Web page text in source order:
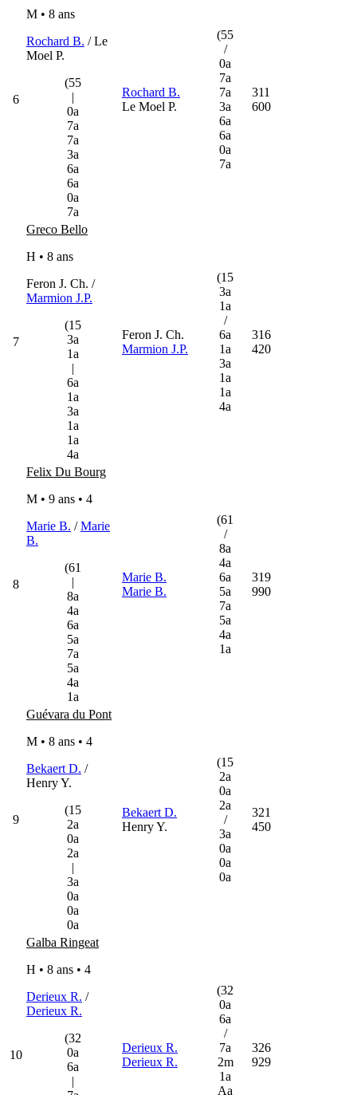
6
M • 8 ans
Rochard B. / Le
Moel P.
(55
|
0a
7a
7a
3a
6a
6a
0a
7a
Rochard B.
Le Moel P.
(55
/
0a
7a
7a
3a
6a
6a
0a
7a
311
600
7
Greco Bello
H • 8 ans
Feron J. Ch. /
Marmion J.P.
(15
3a
1a
|
6a
1a
3a
1a
1a
4a
Feron J. Ch.
Marmion J.P.
(15
3a
1a
/
6a
1a
3a
1a
1a
4a
316
420
8
Felix Du Bourg
M • 9 ans • 4
Marie B. /Marie
B.
(61
|
8a
4a
6a
5a
7a
5a
4a
1a
Marie B.
Marie B.
(61
/
8a
4a
6a
5a
7a
5a
4a
1a
319
990
9
Guévara du Pont
M • 8 ans • 4
Bekaert D. /
Henry Y.
(15
2a
0a
2a
|
3a
0a
0a
0a
Bekaert D.
Henry Y.
(15
2a
0a
2a
/
3a
0a
0a
0a
321
450
10
Galba Ringeat
H • 8 ans • 4
Derieux R. /
Derieux R.
(32
0a
6a
|
Derieux R.
Derieux R.
(32
0a
6a
/
7a
2m
1a
Aa
326
929